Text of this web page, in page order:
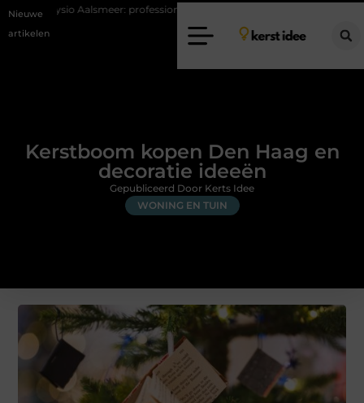
Nieuwe
artikelen
professionele hulp bij pijn en bewegingsklachten
Kerstboom kopen Den Haag en
decoratie ideeën
WONING EN TUIN
Gepubliceerd Door Kerts Idee